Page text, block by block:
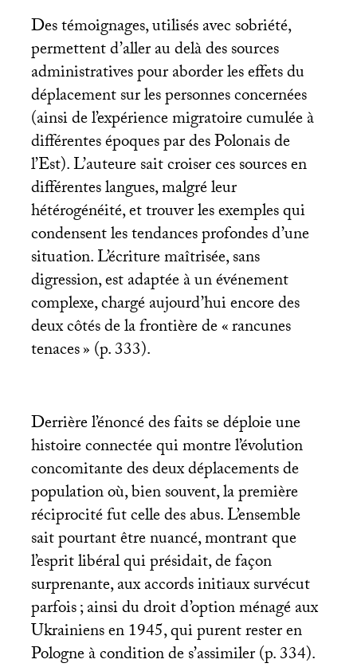
Des témoignages, utilisés avec sobriété,
permettent d’aller au delà des sources
administratives pour aborder les effets du
déplacement sur les personnes concernées
(ainsi de l’expérience migratoire cumulée à
différentes époques par des Polonais de
l’Est). L’auteure sait croiser ces sources en
différentes langues, malgré leur
hétérogénéité, et trouver les exemples qui
condensent les tendances profondes d’une
situation. L’écriture maîtrisée, sans
digression, est adaptée à un événement
complexe, chargé aujourd’hui encore des
deux côtés de la frontière de «rancunes
tenaces» (p. 333).
Derrière l’énoncé des faits se déploie une
histoire connectée qui montre l’évolution
concomitante des deux déplacements de
population où, bien souvent, la première
réciprocité fut celle des abus. L’ensemble
sait pourtant être nuancé, montrant que
l’esprit libéral qui présidait, de façon
surprenante, aux accords initiaux survécut
parfois; ainsi du droit d’option ménagé aux
Ukrainiens en 1945, qui purent rester en
Pologne à condition de s’assimiler (p. 334).